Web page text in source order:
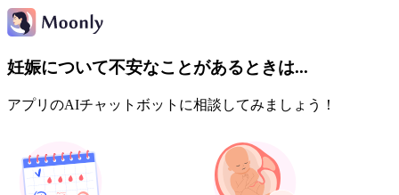
妊娠について不安なことがあるときは...
アプリのAIチャットボットに相談してみましょう！